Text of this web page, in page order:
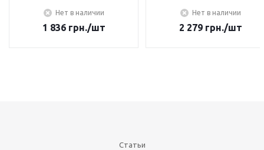
Нет в наличии
1 836грн./шт
Нет в наличии
2 279грн./шт
Статьи